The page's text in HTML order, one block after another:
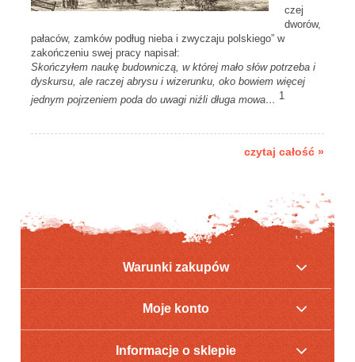
czej
dworów,
pałaców, zamków podług nieba i zwyczaju polskiego” w
zakończeniu swej pracy napisał:
Skończyłem naukę budowniczą, w której mało słów potrzeba i
dyskursu, ale raczej abrysu i wizerunku, oko bowiem więcej
jednym pojrzeniem poda do uwagi niźli długa mowa… 1
czytaj całość »
Warunki zakupów
Moje konto
Informacje o sklepie